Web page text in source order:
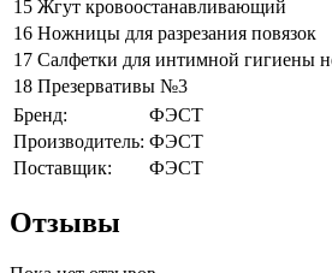
15 Жгут кровоостанавливающий
16 Ножницы для разрезания повязок
17 Салфетки для интимной гигиены
18 Презервативы №3
Бренд:
ФЭСТ
Производитель: ФЭСТ
Поставщик:
ФЭСТ
Отзывы